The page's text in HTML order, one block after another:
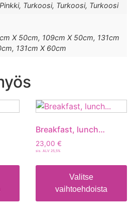
Turkoosi, Turkoosi, Turkoosi
X 50cm, 109cm X 50cm, 131cm
131cm X 60cm
Breakfast, lunch…
23,00 €
sis. ALV 25,5%
Valitse
vaihtoehdoista